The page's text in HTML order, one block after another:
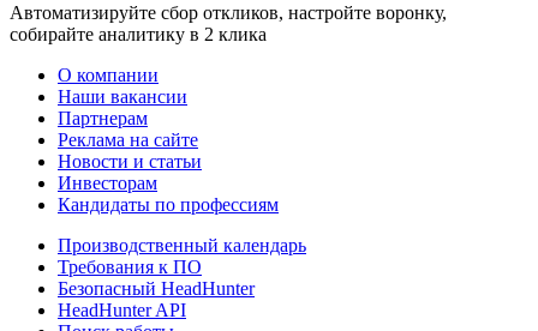
Автоматизируйте сбор откликов, настройте воронку,
собирайте аналитику в 2 клика
О компании
Наши вакансии
Партнерам
Реклама на сайте
Новости и статьи
Инвесторам
Кандидаты по профессиям
Производственный календарь
Требования к ПО
Безопасный HeadHunter
HeadHunter API